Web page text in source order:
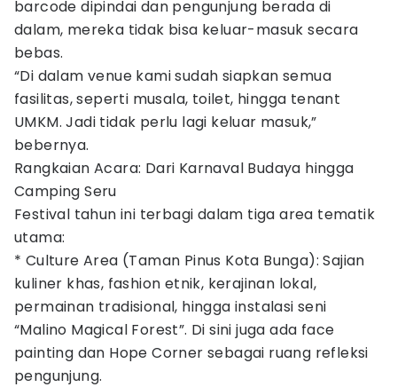
barcode dipindai dan pengunjung berada di
dalam, mereka tidak bisa keluar-masuk secara
bebas.
“Di dalam venue kami sudah siapkan semua
fasilitas, seperti musala, toilet, hingga tenant
UMKM. Jadi tidak perlu lagi keluar masuk,”
bebernya.
Rangkaian Acara: Dari Karnaval Budaya hingga
Camping Seru
Festival tahun ini terbagi dalam tiga area tematik
utama:
* Culture Area (Taman Pinus Kota Bunga): Sajian
kuliner khas, fashion etnik, kerajinan lokal,
permainan tradisional, hingga instalasi seni
“Malino Magical Forest”. Di sini juga ada face
painting dan Hope Corner sebagai ruang refleksi
pengunjung.